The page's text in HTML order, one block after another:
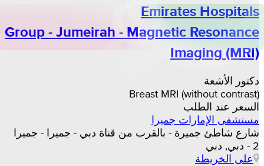
Emirates Hospitals
Group - Jumeirah - Magnetic Resonance
Imaging (MRI)
دكتور الأشعة
Breast MRI (without contrast)
السعر عند الطلب
مستشفى الإمارات جميرا
شارع شاطئ جميرة - بالقرب من قناة دبي - جميرا - جميرا
2 - دبي, دبي
على الخريطة